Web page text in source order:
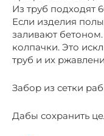
Из труб подходят
Если изделия
заливают
колпачки. Это
труб и их
Забор из сетки
Дабы сохранить